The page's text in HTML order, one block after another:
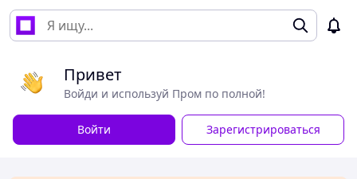
Привет
Войди и используй Пром по полной!
Войти Зарегистрироваться